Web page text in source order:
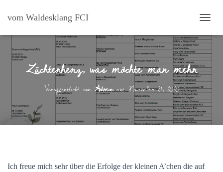
vom Waldesklang FCI
A
I
A
T
N
U
Züchterherz, was möchte man mehr
Veröffentlicht vonAdminamNovember 21, 2020
Ich freue mich sehr über die Erfolge der kleinen A’chen die auf